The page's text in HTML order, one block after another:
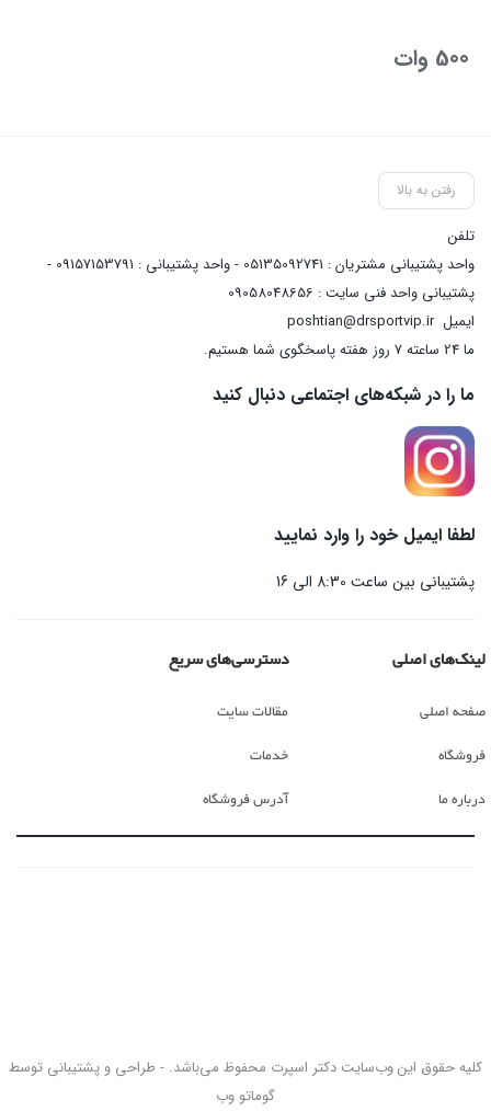
500 وات
رفتن به بالا
تلفن
واحد پشتیبانی مشتریان : 05135092741 - واحد پشتیبانی : 09157153791 -
پشتیبانی واحد فنی سایت : 09058048656
ایمیلposhtian@drsportvip.ir
ما 24 ساعته 7 روز هفته پاسخگوی شما هستیم.
ما را در شبکه‌های اجتماعی دنبال کنید
لطفا ایمیل خود را وارد نمایید
پشتیبانی بین ساعت 8:30 الی 16
لینک‌های اصلی
صفحه اصلی
فروشگاه
درباره ما
دسترسی‌های سریع
مقالات سایت
خدمات
آدرس فروشگاه
کلیه حقوق این وب‌سایت دکتر اسپرت محفوظ می‌باشد. - طراحی و پشتیبانی توسط
گوماتو وب